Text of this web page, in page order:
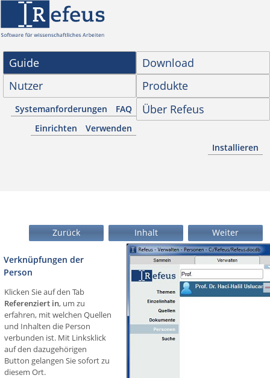
Download
Guide
Produkte
Nutzer
Über Refeus
FAQ
Systemanforderungen
Verwenden
Einrichten
Installieren
Weiter
Inhalt
Zurück
Verknüpfungen der
Person
Klicken Sie auf den Tab
Referenziert in, um zu
erfahren, mit welchen Quellen
und Inhalten die Person
verbunden ist. Mit Linksklick
auf den dazugehörigen
Button gelangen Sie sofort zu
diesem Ort.